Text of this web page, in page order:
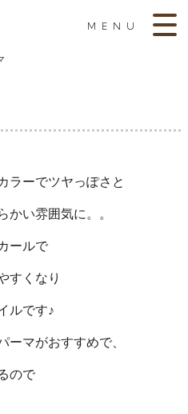
MENU
ラーでツヤっぽさと
かい雰囲気に。。
ールで
すくなり
ルです♪
ーマがおすすめで、
ので